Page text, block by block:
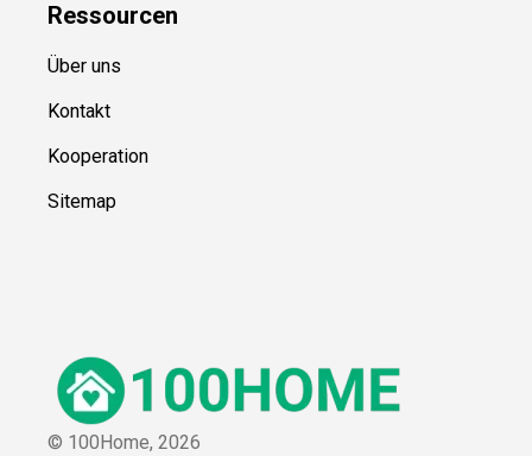
Ressourcen
Über uns
Kontakt
Kooperation
Sitemap
© 100Home, 2026